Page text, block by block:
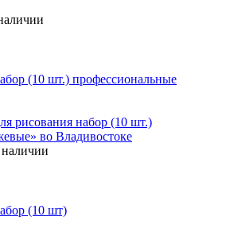
(10 шт.) профессиональные
(10 шт)